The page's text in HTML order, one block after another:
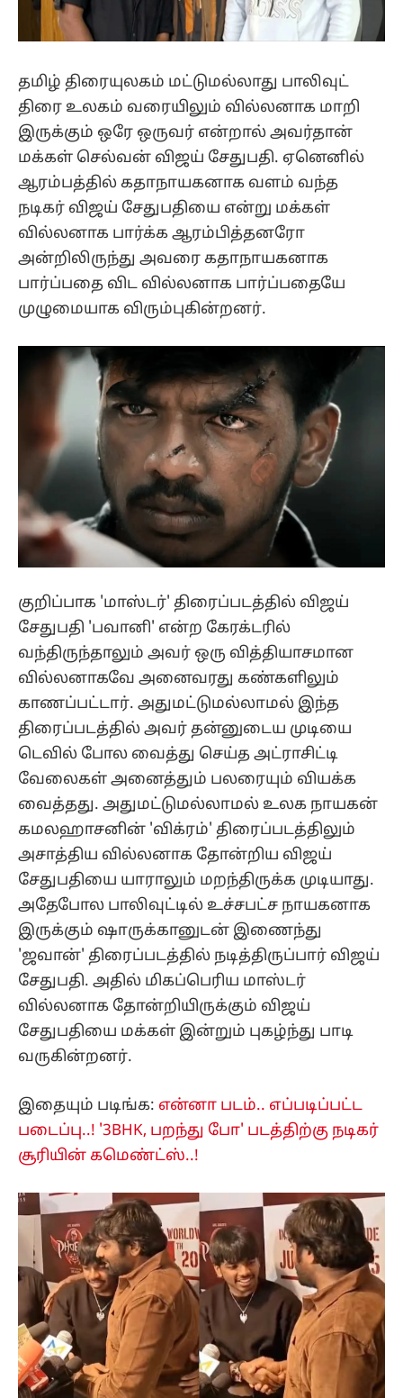
தமிழ் திரையுலகம் மட்டுமல்லாது பாலிவுட்
திரை உலகம் வரையிலும் வில்லனாக மாறி
இருக்கும் ஒரே ஒருவர் என்றால் அவர்தான்
மக்கள் செல்வன் விஜய் சேதுபதி. ஏனெனில்
ஆரம்பத்தில் கதாநாயகனாக வளம் வந்த
நடிகர் விஜய் சேதுபதியை என்று மக்கள்
வில்லனாக பார்க்க ஆரம்பித்தனரோ
அன்றிலிருந்து அவரை கதாநாயகனாக
பார்ப்பதை விட வில்லனாக பார்ப்பதையே
முழுமையாக விரும்புகின்றனர்.
குறிப்பாக 'மாஸ்டர்' திரைப்படத்தில் விஜய்
சேதுபதி 'பவானி' என்ற கேரக்டரில்
வந்திருந்தாலும் அவர் ஒரு வித்தியாசமான
வில்லனாகவே அனைவரது கண்களிலும்
காணப்பட்டார். அதுமட்டுமல்லாமல் இந்த
திரைப்படத்தில் அவர் தன்னுடைய முடியை
டெவில் போல வைத்து செய்த அட்ராசிட்டி
வேலைகள் அனைத்தும் பலரையும் வியக்க
வைத்தது. அதுமட்டுமல்லாமல் உலக நாயகன்
கமலஹாசனின் 'விக்ரம்' திரைப்படத்திலும்
அசாத்திய வில்லனாக தோன்றிய விஜய்
சேதுபதியை யாராலும் மறந்திருக்க முடியாது.
அதேபோல பாலிவுட்டில் உச்சபட்ச நாயகனாக
இருக்கும் ஷாருக்கானுடன் இணைந்து
'ஜவான்' திரைப்படத்தில் நடித்திருப்பார் விஜய்
சேதுபதி. அதில் மிகப்பெரிய மாஸ்டர்
வில்லனாக தோன்றியிருக்கும் விஜய்
சேதுபதியை மக்கள் இன்றும் புகழ்ந்து பாடி
வருகின்றனர்.
இதையும் படிங்க: என்னா படம்.. எப்படிப்பட்ட
படைப்பு..! '3BHK, பறந்து போ' படத்திற்கு நடிகர்
சூரியின் கமெண்ட்ஸ்..!